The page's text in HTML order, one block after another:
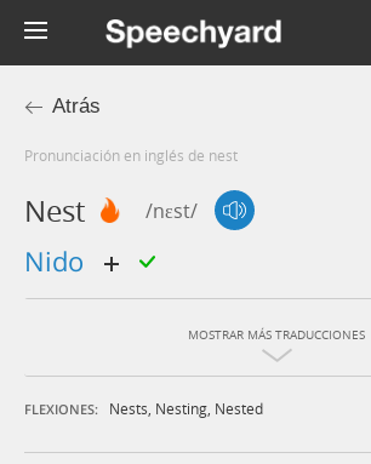
Atrás
Pronunciación en inglés de nest
Nest /nɛst/
nido
MOSTRAR MÁS TRADUCCIONES
FLEXIONES: Nests, Nesting, Nested